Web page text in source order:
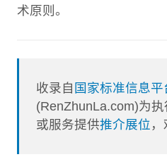
术原则。
收录自 国家标准信息平
(RenZhunLa.com)为
或服务提供推介展位 ，